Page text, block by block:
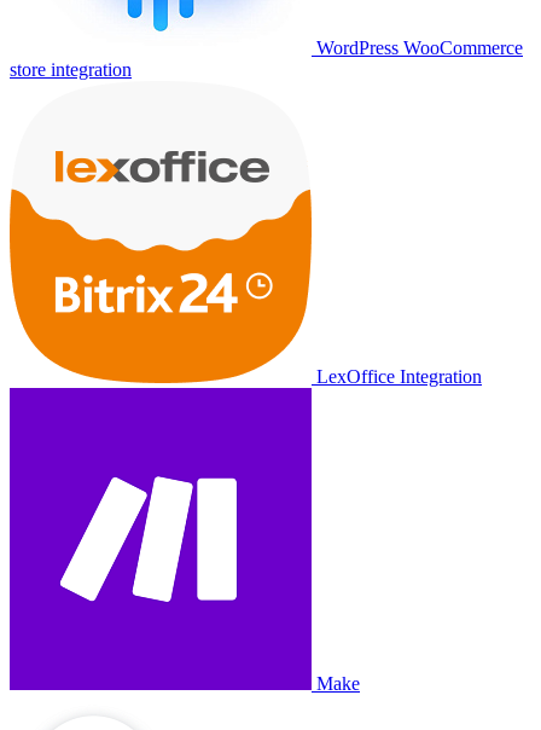
WordPress WooCommerce
store integration
LexOffice Integration
Make